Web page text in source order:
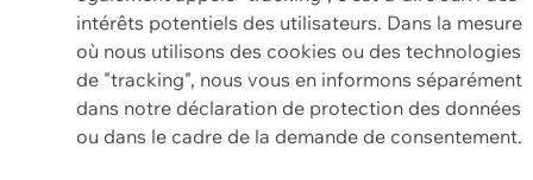
intérêts potentiels des utilisateurs. Dans la mesure
où nous utilisons des cookies ou des technologies
de "tracking", nous vous en informons séparément
dans notre déclaration de protection des données
ou dans le cadre de la demande de consentement.